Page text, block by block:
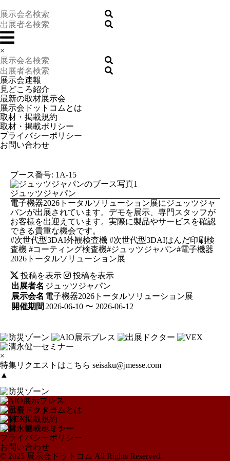
×
展示会速報
見どころ紹介
最新の取材展示会
展示会ドットコムとは
取材・掲載規約
取材・掲載ポリシー
プライバシーポリシー
お問い合わせ
ブース番号: 1A-15
ジュッツジャパン
電子機器2026トータルソリューション展にジュッツジャ
パンが出展されています。デモを展示、専門スタッフが
お客様を出迎えています。実際に製品やサービスを確認
できる貴重な機会です。
#次世代型3DAI外観検査機 #次世代型3DAIはんだ印刷検
査機 #コーティング検査機#ジュッツジャパン#電子機器
2026トータルソリューション展
投稿を表示
投稿を表示
出展者名 ジュッツジャパン
展示会名 電子機器2026トータルソリューション展
開催期間 2026-06-10 〜 2026-06-12
×
特集リクエストはこちら seisaku@jmesse.com
展示会ドットコムとは
取材・掲載規約
取材・掲載ポリシー
プライバシーポリシー
お問い合わせ
© 2025 展示会ドットコム All Rights Reserved.
▲